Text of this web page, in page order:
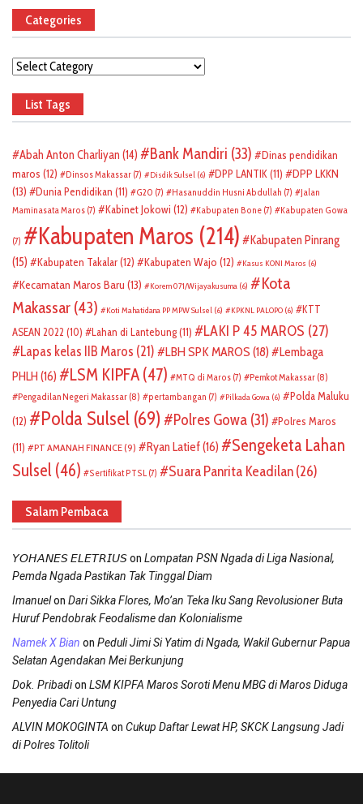
Categories
Categories
List Tags
Abah Anton Charliyan (14) Bank Mandiri (33)
Dinas pendidikan
maros (12) Dinsos Makassar (7) Disdik Sulsel (6) DPP LANTIK(11)
DPP LKKN
(13)
Dunia Pendidikan (11) G20 (7) Hasanuddin Husni Abdullah (7)
Jalan
Maminasata Maros (7) Kabinet Jokowi (12) Kabupaten Bone (7) Kabupaten Gowa
(7) Kabupaten Maros (214)
Kabupaten Pinrang
(15)
Kabupaten Takalar(12) Kabupaten Wajo (12) Kasus KONI Maros (6)
Kecamatan Maros Baru (13) Korem 071/Wijayakusuma (6)
Kota
Makassar (43) Koti Mahatidana PP MPW Sulsel (6) KPKNL PALOPO (6)
KTT
ASEAN 2022 (10) Lahan di Lantebung(11) LAKI P 45 MAROS (27)
Lapas kelas IIB Maros (21) LBH SPK MAROS (18)
Lembaga
PHLH (16) LSM KIPFA (47) MTQ di Maros (7) Pemkot Makassar (8)
Pengadilan Negeri Makassar (8) pertambangan (7) Pilkada Gowa (6)
Polda Maluku
(12)
Polda Sulsel (69) Polres Gowa (31)
Polres Maros
(11)
PT AMANAH FINANCE(9) Ryan Latief(16)
Sengeketa Lahan
Sulsel (46) Sertifikat PTSL (7) Suara Panrita Keadilan(26)
Salam Pembaca
𝘠𝘖𝘏𝘈𝘕𝘌𝘚 𝘌𝘓𝘌𝘛𝘙𝘐𝘜𝘚on Lompatan PSN Ngada di Liga Nasional,
Pemda Ngada Pastikan Tak Tinggal Diam
Imanuelon Dari Sikka Flores, Mo’an Teka Iku Sang Revolusioner Buta
Huruf Pendobrak Feodalisme dan Kolonialisme
Namek X Bian on Peduli Jimi Si Yatim di Ngada, Wakil Gubernur Papua
Selatan Agendakan Mei Berkunjung
Dok. Pribadion LSM KIPFA Maros Soroti Menu MBG di Maros Diduga
Penyedia Cari Untung
ALVIN MOKOGINTA on Cukup Daftar Lewat HP, SKCK Langsung Jadi
di Polres Tolitoli